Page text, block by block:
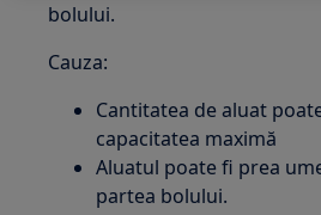
bolului.
Cauza:
Cantitatea de aluat
capacitatea maximă
Aluatul poate fi prea
partea bolului.